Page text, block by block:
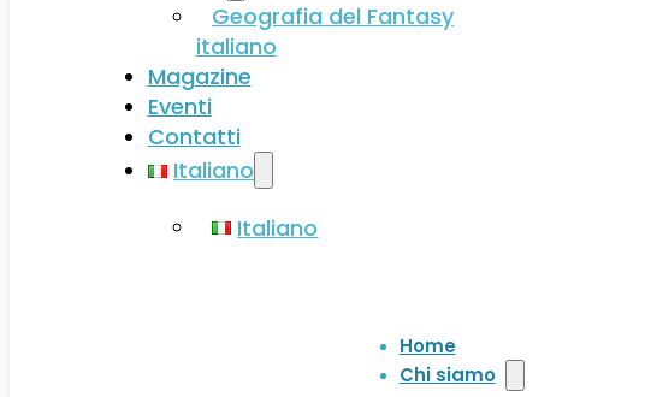
Geografia del Fantasy
italiano
Magazine
Eventi
Contatti
Italiano
Italiano
Home
Chi siamo